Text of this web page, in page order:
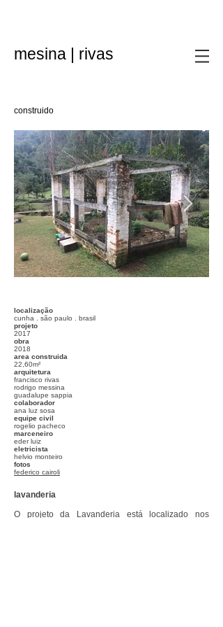
mesina | rivas
construido
localização
cunha . são paulo . brasil
projeto
2017
obra
2018
area construida
22,60m²
arquitetura
francisco rivas
rodrigo messina
guadalupe sappia
colaborador
ana luz sosa
equipe civil
rogelio pacheco
marceneiro
eder luiz
eletricista
helvio monteiro
fotos
federico cairoli
lavanderia
O projeto da Lavanderia está localizado nos